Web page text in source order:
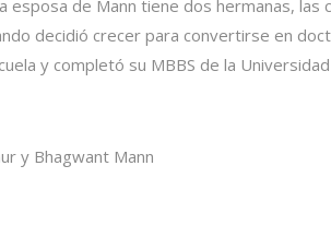
esposa de Mann tiene dos hermanas, las
decidió crecer para convertirse en
y completó su MBBS de la